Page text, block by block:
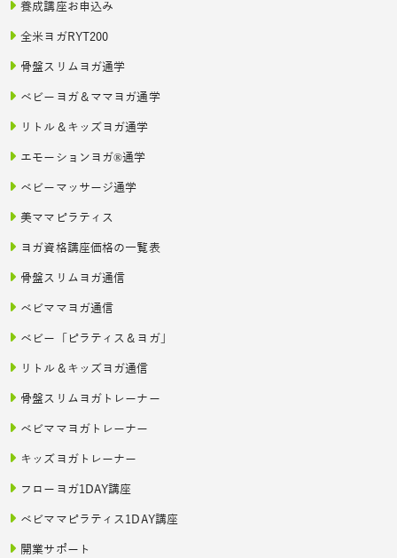
養成講座お申込み
全米ヨガRYT200
骨盤スリムヨガ通学
ベビーヨガ＆ママヨガ通学
リトル＆キッズヨガ通学
エモーションヨガ®通学
ベビーマッサージ通学
美ママピラティス
ヨガ資格講座価格の一覧表
骨盤スリムヨガ通信
ベビママヨガ通信
ベビー「ピラティス＆ヨガ」
リトル＆キッズヨガ通信
骨盤スリムヨガトレーナー
ベビママヨガトレーナー
キッズヨガトレーナー
フローヨガ1DAY講座
ベビママピラティス1DAY講座
開業サポート